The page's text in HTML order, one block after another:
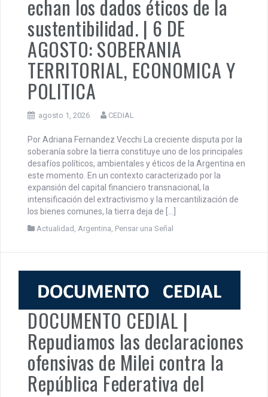
PENSAR UNA SEÑAL | Se
echan los dados éticos de la
sustentibilidad. | 6 DE
AGOSTO: SOBERANIA
TERRITORIAL, ECONOMICA Y
POLITICA
agosto 1, 2026 CEDIAL
Por Adriana Fernandez Vecchi La creciente disputa por la
intensificación del extractivismo y la mercantilización de
Actualidad,Argentina Pensar una Señal